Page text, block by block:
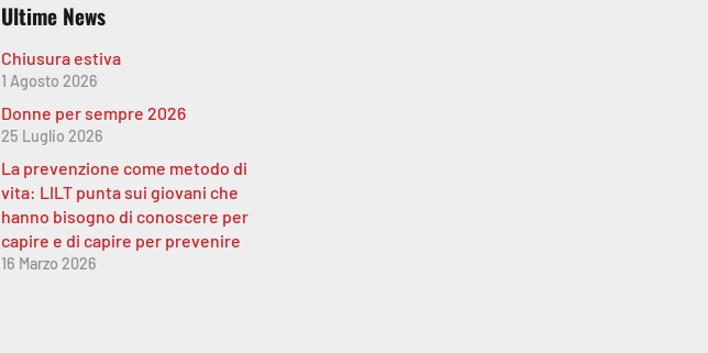
Ultime News
Chiusura estiva
1 Agosto 2026
Donne per sempre 2026
25 Luglio 2026
La prevenzione come metodo di
vita: LILT punta sui giovani che
hanno bisogno di conoscere per
capire e di capire per prevenire
16 Marzo 2026